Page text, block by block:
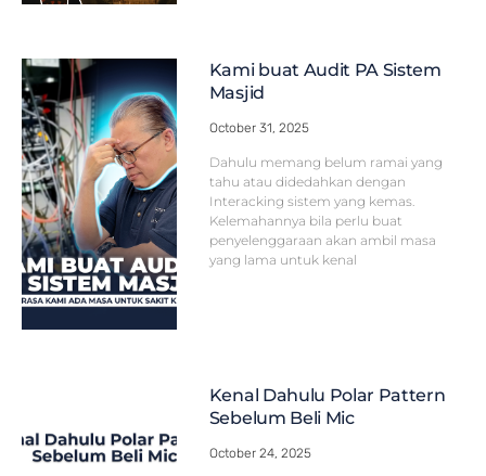
Kami buat Audit PA Sistem
Masjid
October 31, 2025
Dahulu memang belum ramai yang
tahu atau didedahkan dengan
Interacking sistem yang kemas.
Kelemahannya bila perlu buat
penyelenggaraan akan ambil masa
yang lama untuk kenal
Kenal Dahulu Polar Pattern
Sebelum Beli Mic
October 24, 2025